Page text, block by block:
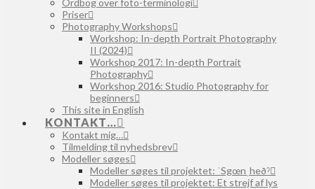
Ordbog over foto-terminologi
Priser
Photography Workshops
Workshop: In-depth Portrait Photography
II (2024)
Workshop 2017: In-depth Portrait
Photography
Workshop 2016: Studio Photography for
beginners
This site in English
KONTAKT…
Kontakt mig…
Tilmelding til nyhedsbrev
Modeller søges
Modeller søges til projektet: ˈSgœnˌheðˀ
Modeller søges til projektet: Et strejf af lys